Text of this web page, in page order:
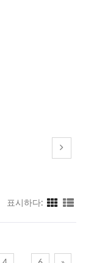
표시하다: